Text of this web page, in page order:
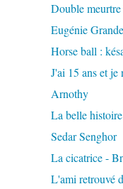
Double
Eugénie
Horse ball :
J'ai 15 ans et
Arnothy
La belle
Sedar Senghor
La cicatrice -
L'ami retrouvé